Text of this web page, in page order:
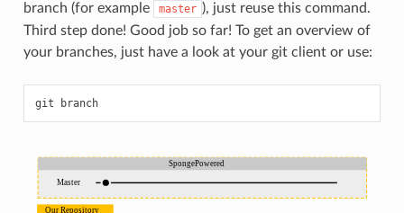
branch (for example
master ), just reuse this command.
Third step done! Good job so far! To get an overview of
your branches, just have a look at your git client or use:
git branch